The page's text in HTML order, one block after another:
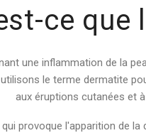
ce que
une inflammation de la
le terme dermatite
aux éruptions cutanées et
provoque l'apparition de